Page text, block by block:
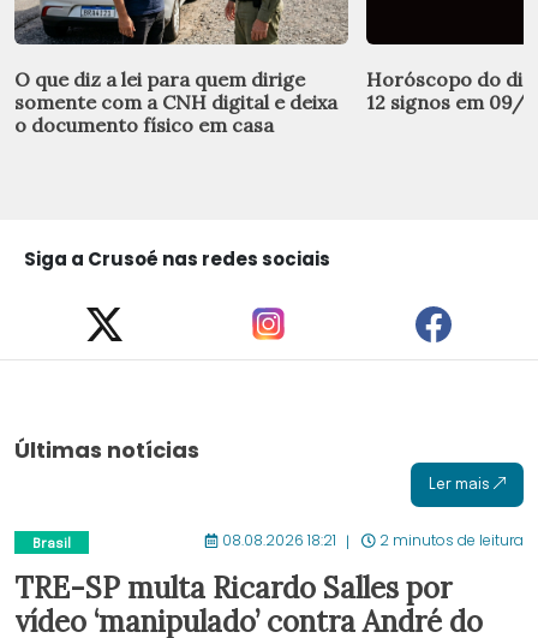
O que diz a lei para quem dirige
somente com a CNH digital e deixa
o documento físico em casa
Horóscopo do
12 signos em 09/
Siga a Crusoé nas redes sociais
Últimas notícias
Ler mais
Brasil 08.08.2026 18:21 2 minutos de leitura
TRE-SP multa Ricardo Salles por
vídeo ‘manipulado’ contra André do